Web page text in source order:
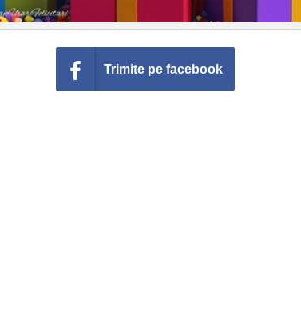
Trimite pe facebook